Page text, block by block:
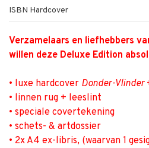
ISBN Hardcover
Verzamelaars en liefhebbers
willen deze Deluxe Edition
• luxe hardcover Donder-Vlinder
• linnen rug + leeslint
• speciale covertekening
• schets- & artdossier
• 2x A4 ex-libris, (waarvan 1